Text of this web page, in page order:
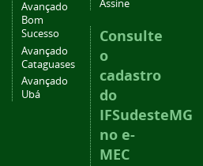
Avançado
Bom
Sucesso
Avançado
Cataguases
Avançado
Ubá
Assine
Consulte
o
cadastro
do
IFSudesteMG
no e-
MEC